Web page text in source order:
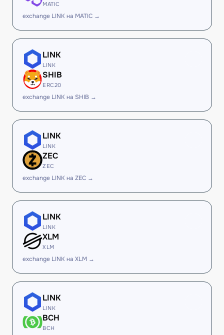
MATIC
exchange LINK на MATIC →
LINK
LINK
SHIB
ERC20
exchange LINK на SHIB →
LINK
LINK
ZEC
ZEC
exchange LINK на ZEC →
LINK
LINK
XLM
XLM
exchange LINK на XLM →
LINK
LINK
BCH
BCH